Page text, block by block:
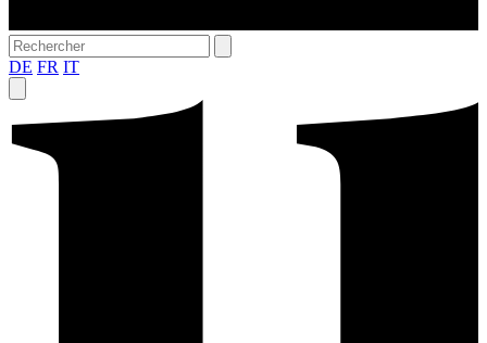
DE FR IT